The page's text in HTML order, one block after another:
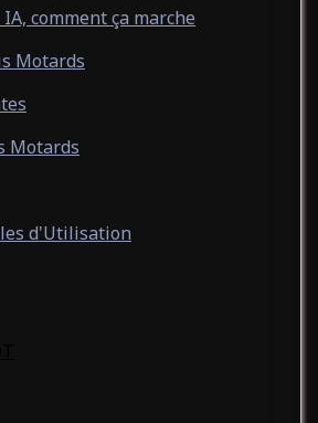
comment ça marche
Motards
Motards
d'Utilisation